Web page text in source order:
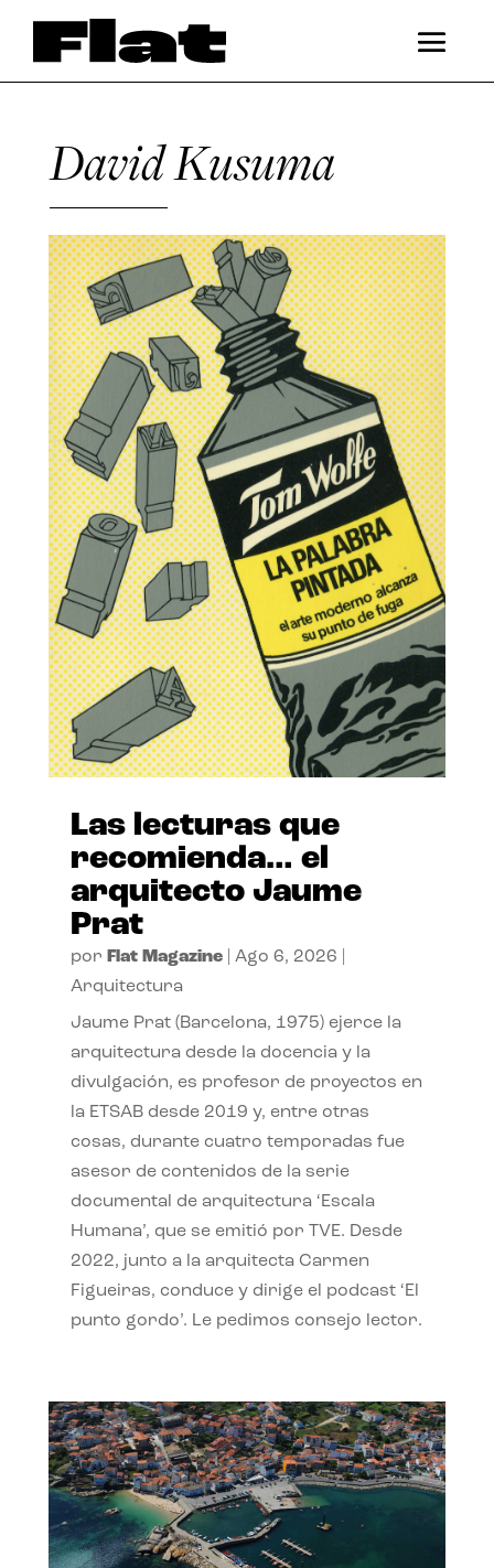
David Kusuma
Las lecturas que
recomienda… el
arquitecto Jaume
Prat
por Flat Magazine| Ago 6, 2026
Arquitectura
Jaume Prat (Barcelona, 1975) ejerce la
arquitectura desde la docencia y la
divulgación, es profesor de proyectos en
la ETSAB desde 2019 y, entre otras
cosas, durante cuatro temporadas fue
asesor de contenidos de la serie
documental de arquitectura ‘Escala
Humana’, que se emitió por TVE. Desde
2022, junto a la arquitecta Carmen
Figueiras, conduce y dirige el podcast ‘El
punto gordo’. Le pedimos consejo lector.